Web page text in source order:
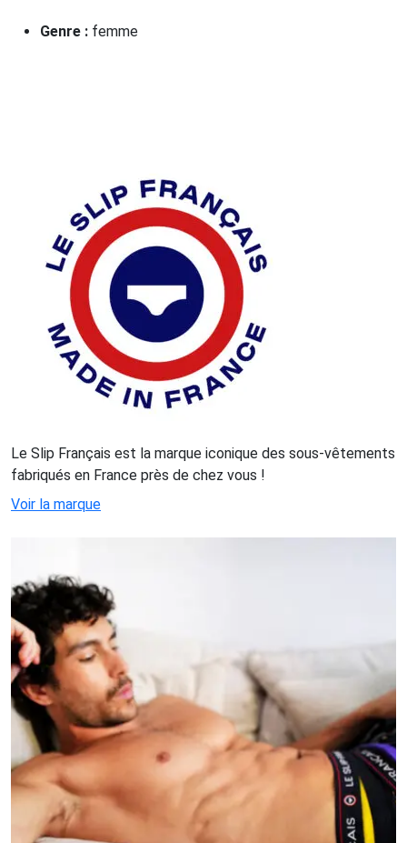
Genre : femme
Le Slip Français est la marque iconique des sous-vêtements
fabriqués en France près de chez vous !
Voir la marque